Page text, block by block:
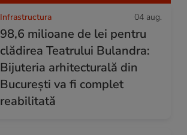
Infrastructura 04 aug.
98,6 milioane de lei pentru
clădirea Teatrului Bulandra:
Bijuteria arhitecturală din
București va fi complet
reabilitată